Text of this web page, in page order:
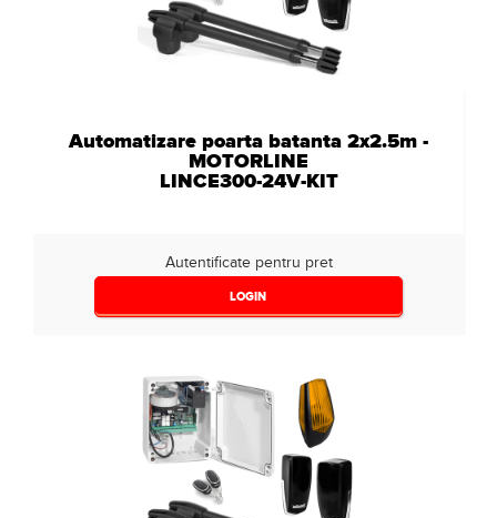
Automatizare poarta batanta 2x2.5m -
MOTORLINE
LINCE300-24V-KIT
Autentificate pentru pret
LOGIN